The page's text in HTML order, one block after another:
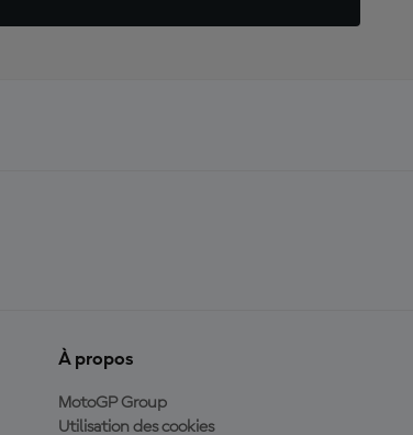
À propos
MotoGP Group
Utilisation des cookies